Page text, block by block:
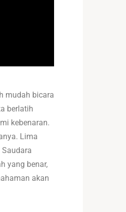
mudah bicara
berlatih
kebenaran.
Lima
yang benar,
akan